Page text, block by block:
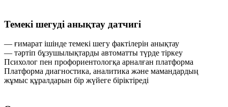
Темекі шегуді анықтау датчигі
— ғимарат ішінде темекі шегу фактілерін анықтау
— тәртіп бұзушылықтарды автоматты түрде тіркеу
Психолог пен профориентологқа арналған платформа
Платформа диагностика, аналитика және мамандардың
жұмыс құралдарын бір жүйеге біріктіреді